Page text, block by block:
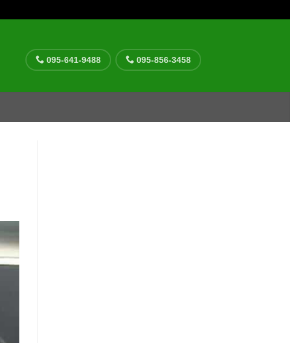
095-641-9488 095-856-3458